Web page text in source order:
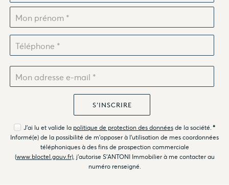
J'ai lu et valide la politique de protection des donnéesde la société. *
Informé(e) de la possibilité de m'opposer à l'utilisation de mes coordonnées
téléphoniques à des fins de prospection commerciale
(www.bloctel.gouv.fr), j'autorise S'ANTONI Immobilier à me contacter au
numéro renseigné.